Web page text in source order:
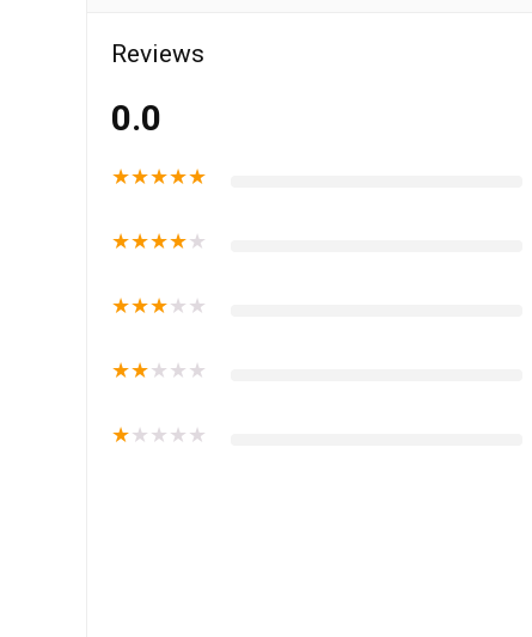
Reviews
0.0
★★★★★
★★★★★
★★★★ ★
★★★ ★ ★
★★ ★ ★ ★